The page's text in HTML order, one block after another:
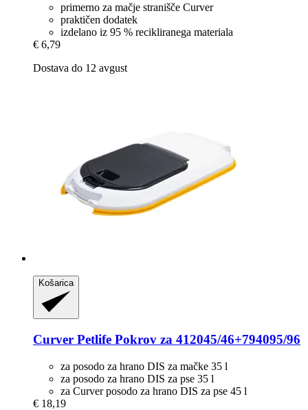
primerno za mačje stranišče Curver
praktičen dodatek
izdelano iz 95 % recikliranega materiala
€ 6,79
Dostava do 12 avgust
Košarica
Curver Petlife Pokrov za 412045/46+794095/96
za posodo za hrano DIS za mačke 35 l
za posodo za hrano DIS za pse 35 l
za Curver posodo za hrano DIS za pse 45 l
€ 18,19